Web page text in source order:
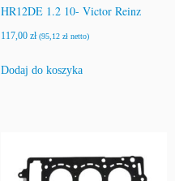
HR12DE 1.2 10- Victor Reinz
117,00 zł (95,12 złnetto)
Dodaj do koszyka